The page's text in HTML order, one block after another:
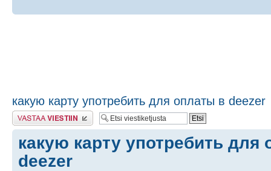
какую карту употребить для оплаты в deezer
Lähetä vastaus
какую карту употребить для
deezer